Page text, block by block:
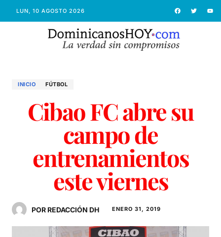
LUN, 10 AGOSTO 2026
INICIO FÚTBOL
Cibao FC abre su
campo de
entrenamientos
este viernes
POR REDACCIÓN DH ENERO 31, 2019